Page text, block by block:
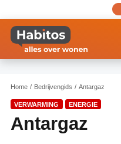
naar
inhoud
gaan
Home Bedrijvengids Antargaz
VERWARMING ENERGIE
Antargaz